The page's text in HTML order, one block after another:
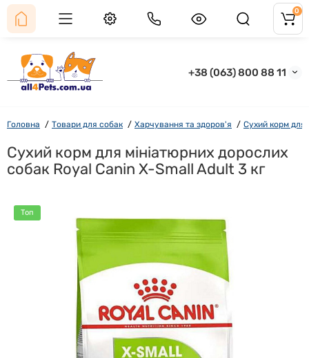
+38 (063) 800 88 11
0
Головна Товари для собак Харчування та здоров'я Сухий корм для
Сухий корм для мініатюрних дорослих
собак Royal Canin X-Small Adult 3 кг
Топ